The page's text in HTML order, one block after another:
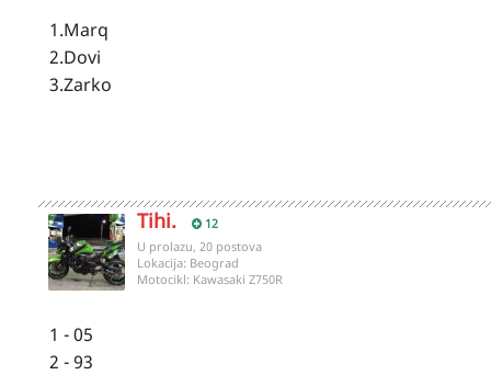
1.Marq
2.Dovi
3.Zarko
Tihi. 12
U prolazu, 20 postova
Lokacija: Beograd
Motocikl: Kawasaki Z750R
1 - 05
2 - 93